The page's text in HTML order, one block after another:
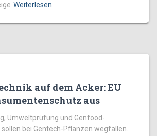
Weiterlesen
auf dem Acker: EU
aus
Umweltprüfung und Genfood-
bei Gentech-Pflanzen wegfallen.